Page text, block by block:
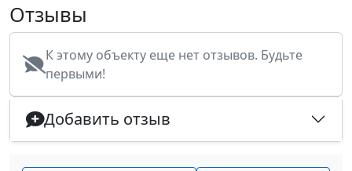
Отзывы
К этому объекту еще нет отзывов. Будьте
первыми!
Добавить отзыв